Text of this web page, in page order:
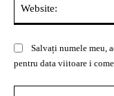
Salvați numele meu,
pentru data viitoare i